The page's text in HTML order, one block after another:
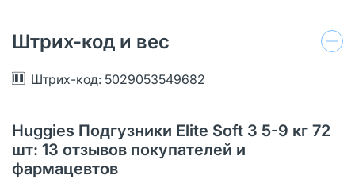
Штрих-код и вес
Штрих-код: 5029053549682
Huggies Подгузники Elite Soft 3 5-9 кг 72
шт: 13 отзывов покупателей и
фармацевтов